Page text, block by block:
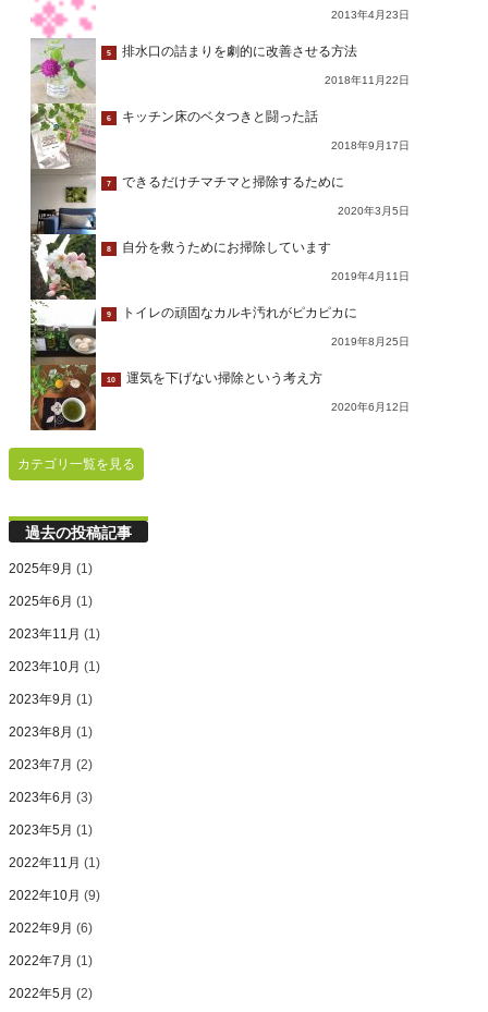
2013年4月23日
5 排水口の詰まりを劇的に改善させる方法
2018年11月22日
6 キッチン床のベタつきと闘った話
2018年9月17日
7 できるだけチマチマと掃除するために
2020年3月5日
8 自分を救うためにお掃除しています
2019年4月11日
9 トイレの頑固なカルキ汚れがピカピカに
2019年8月25日
10 運気を下げない掃除という考え方
2020年6月12日
カテゴリ一覧を見る
過去の投稿記事
2025年9月 (1)
2025年6月 (1)
2023年11月 (1)
2023年10月 (1)
2023年9月 (1)
2023年8月 (1)
2023年7月 (2)
2023年6月 (3)
2023年5月 (1)
2022年11月 (1)
2022年10月 (9)
2022年9月 (6)
2022年7月 (1)
2022年5月 (2)